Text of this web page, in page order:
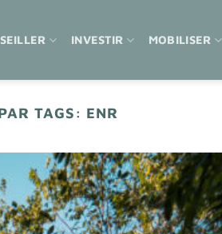
INVESTIR MOBILISER
TAGS: ENR